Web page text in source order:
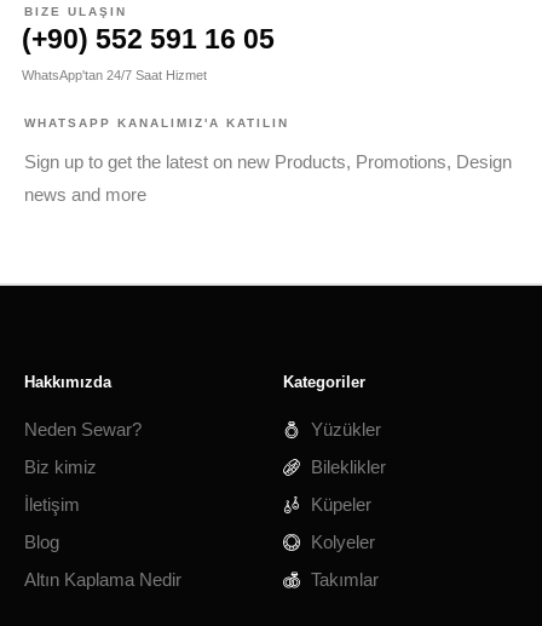
BIZE ULAŞIN
(+90) 552 591 16 05
WhatsApp'tan 24/7 Saat Hizmet
WHATSAPP KANALIMIZ'A KATILIN
Sign up to get the latest on new Products, Promotions, Design
news and more
Hakkımızda
Neden Sewar?
Biz kimiz
İletişim
Blog
Altın Kaplama Nedir
Kategoriler
Yüzükler
Bileklikler
Küpeler
Kolyeler
Takımlar